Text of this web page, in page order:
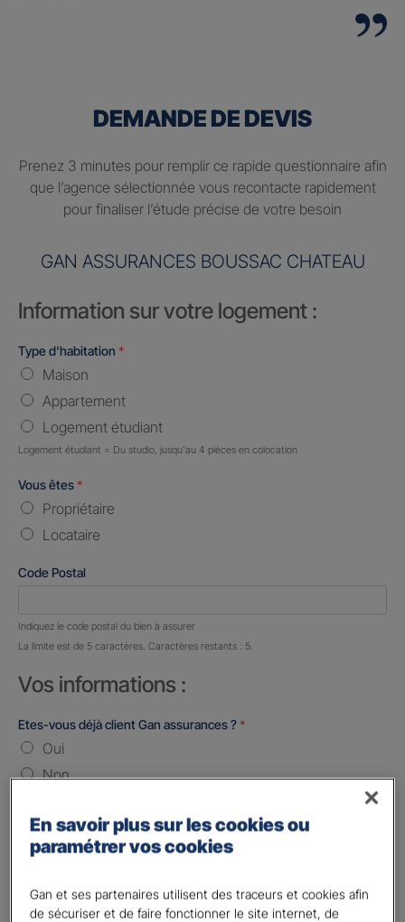
DEMANDE DE DEVIS
Prenez 3 minutes pour remplir ce rapide questionnaire afin
que l’agence sélectionnée vous recontacte rapidement
pour finaliser l’étude précise de votre besoin
GAN ASSURANCES BOUSSAC CHATEAU
Information sur votre logement :
Type d'habitation *
Maison
Appartement
Logement étudiant
Logement étudiant = Du studio, jusqu'au 4 pièces en colocation
Vous êtes *
Propriétaire
Locataire
Code Postal
Nombre de caractères restants :
Indiquez le code postal du bien à assurer
La limite est de 5 caractères. Caractères restants : 5.
Vos informations :
Etes-vous déjà client Gan assurances ? *
Oui
Non
Madame
Contact*
En savoir plus sur les cookies ou
paramétrer vos cookies
Gan et ses partenaires utilisent des traceurs et cookies afin
de sécuriser et de faire fonctionner le site internet, de